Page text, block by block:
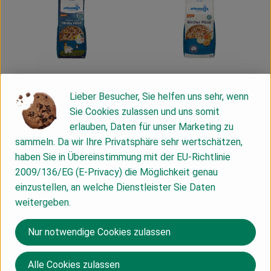
, Preis:
3,79 €/ 375g
Mond&Sterne KidsMüsl
, Herkunft:
Deutschland , Referenzpreis:
10,11 € / 1kg
Produkt zum Warenkorb hinzufügen
, Preis:
4,99 € / 500g
Basis Müsli
, Herkunft:
Deutschland, Referenzpreis:
9,98 € / 1kg
, Verband:
, Kontrollstelle:
DE-ÖKO-007
Produkt zu Favouriten hinzufügen Produkt zu Favouriten hinzufügen
Lieber Besucher, Sie helfen uns sehr, wenn
Sie Cookies zulassen und uns somit
erlauben, Daten für unser Marketing zu
sammeln. Da wir Ihre Privatsphäre sehr wertschätzen,
haben Sie in Übereinstimmung mit der EU-Richtlinie
2009/136/EG (E-Privacy) die Möglichkeit genau
einzustellen, an welche Dienstleister Sie Daten
weitergeben.
Nur notwendige Cookies zulassen
Alle Cookies zulassen